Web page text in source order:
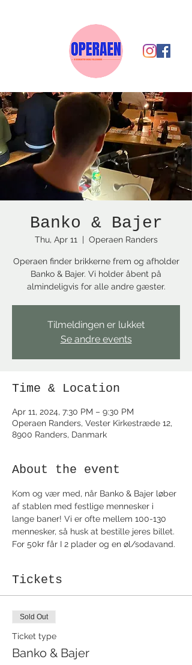
Banko & Bajer
Thu, Apr 11
  |
Operaen Randers
Operaen finder brikkerne frem og afholder
Banko & Bajer. Vi holder åbent på
almindeligvis for alle andre gæster.
Tilmeldingen er lukket
Se andre events
Time & Location
Apr 11, 2024, 7:30 PM – 9:30 PM
Operaen Randers, Vester Kirkestræde 12,
8900 Randers, Danmark
About the event
Kom og vær med, når Banko & Bajer løber
af stablen med festlige mennesker i
lange baner! Vi er ofte mellem 100-130
mennesker, så husk at bestille jeres billet.
For 50kr får I 2 plader og en øl/sodavand.
Tickets
Sold Out
Ticket type
Banko & Bajer